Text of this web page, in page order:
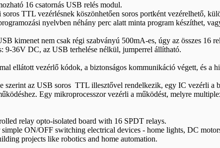
16 csatornás USB relés modul.
TTL vezérlésnek köszönhetően soros portként vezérelhető,
nyelvben néhány perc alatt minta program készíthet,
kimenet nem csak régi szabványú 500mA-es, úgy az összes 16
9-36V DC, az USB terhelése nélkül, jumperrel állítható.
ellátott vezérlő kódok, a biztonságos kommunikáció végett, és a
szerint az USB soros TTL illesztővel rendelkezik, egy IC vezérli a
Egy mikroprocesszor vezérli a működést, melyre
relay opto-isolated board with 16 SPDT relays.
ON/OFF switching electrical devices - home lights, DC
projects like robotics and home automation.